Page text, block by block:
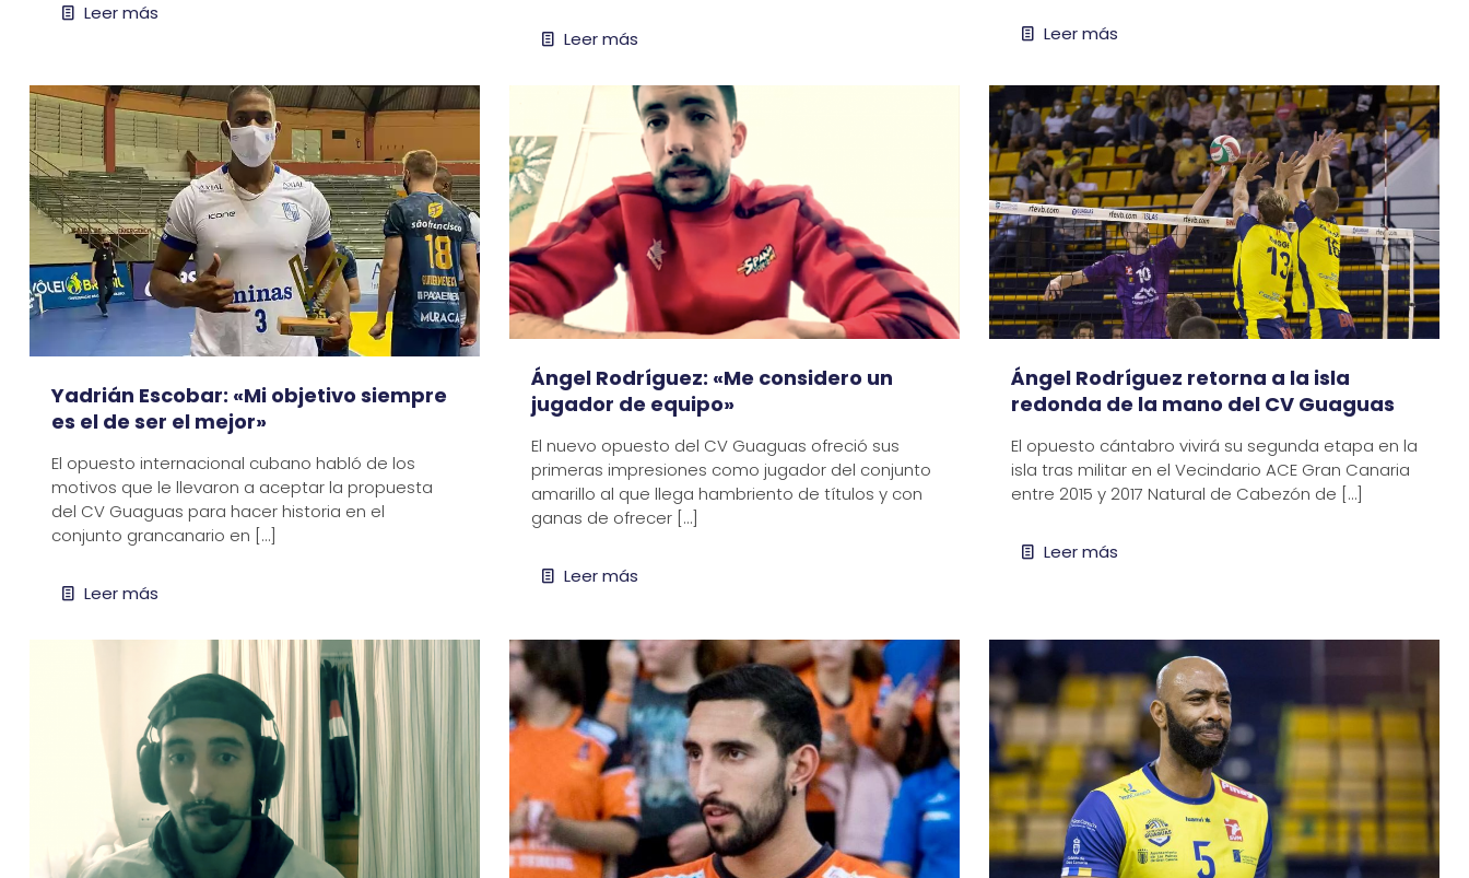
Leer más
Leer más Leer más
Yadrián Escobar: «Mi objetivo siempre
es el de ser el mejor»
El opuesto internacional cubano habló de los
motivos que le llevaron a aceptar la propuesta
del CV Guaguas para hacer historia en el
conjunto grancanario en […]
Leer más
Ángel Rodríguez: «Me considero un
jugador de equipo»
El nuevo opuesto del CV Guaguas ofreció sus
primeras impresiones como jugador del conjunto
amarillo al que llega hambriento de títulos y con
ganas de ofrecer[…]
Leer más
Ángel Rodríguez retorna a la isla
redonda de la mano del CV Guaguas
El opuesto cántabro vivirá su segunda etapa en la
isla tras militar en el Vecindario ACE Gran Canaria
entre 2015 y 2017 Natural de Cabezón de […]
Leer más